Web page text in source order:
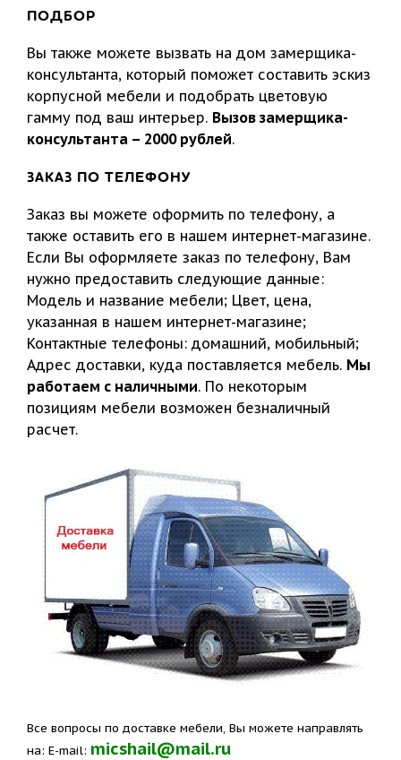
ПОДБОР
Вы также можете вызвать на дом замерщика-
консультанта, который поможет составить эскиз
корпусной мебели и подобрать цветовую
гамму под ваш интерьер. Вызов замерщика-
консультанта – 2000 рублей.
ЗАКАЗ ПО ТЕЛЕФОНУ
Заказ вы можете оформить по телефону, а
также оставить его в нашем интернет-магазине.
Если Вы оформляете заказ по телефону, Вам
нужно предоставить следующие данные:
Модель и название мебели; Цвет, цена,
указанная в нашем интернет-магазине;
Контактные телефоны: домашний, мобильный;
Адрес доставки, куда поставляется мебель. Мы
работаем с наличными. По некоторым
позициям мебели возможен безналичный
расчет.
Все вопросы по доставке мебели, Вы можете направлять
на: E-mail: micshail@mail.ru